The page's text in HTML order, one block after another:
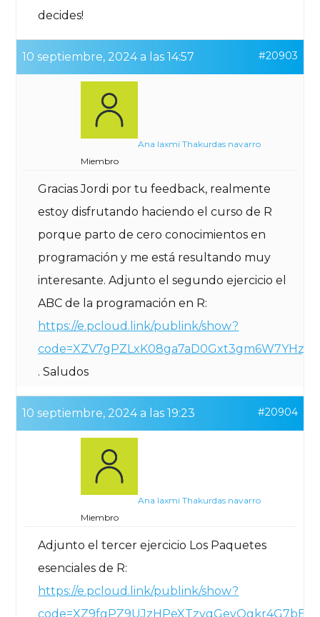
decides!
10 septiembre, 2024 a las 14:57 #20903
Ana laxmi Thakurdas navarro
Miembro
Gracias Jordi por tu feedback, realmente
estoy disfrutando haciendo el curso de R
porque parto de cero conocimientos en
programación y me está resultando muy
interesante. Adjunto el segundo ejercicio el
ABC de la programación en R:
https://e.pcloud.link/publink/show?
. Saludos
10 septiembre, 2024 a las 19:23 #20904
Ana laxmi Thakurdas navarro
Miembro
Adjunto el tercer ejercicio Los Paquetes
esenciales de R:
https://e.pcloud.link/publink/show?